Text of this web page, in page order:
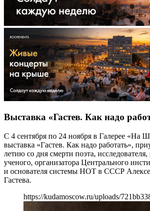
Выставка «Гастев. Как надо
С 4 сентября по 24 ноября в Галерее «На
выставка «Гастев. Как надо работать»,
летию со дня смерти поэта,
ученого, организатора Центрального
и основателя системы НОТ в СССР
Гастева.
https://kudamoscow.ru/uploads/